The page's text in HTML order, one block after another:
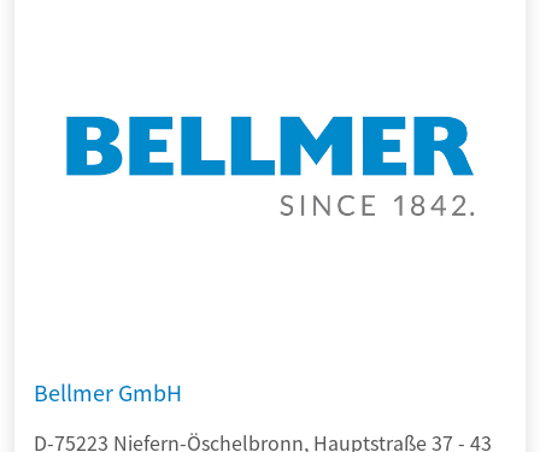
Bellmer GmbH
D-75223 Niefern-Öschelbronn, Hauptstraße 37 - 43